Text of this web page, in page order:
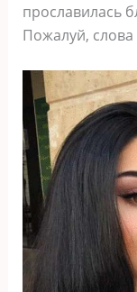
прославилась
Пожалуй,